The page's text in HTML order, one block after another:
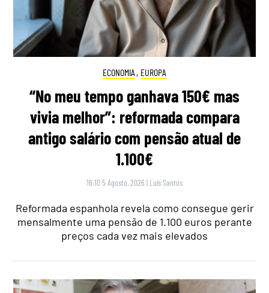
ECONOMIA , EUROPA
“No meu tempo ganhava 150€ mas
vivia melhor”: reformada compara
antigo salário com pensão atual de
1.100€
16:10 5 Agosto, 2026 | Luís Santos
Reformada espanhola revela como consegue gerir
mensalmente uma pensão de 1.100 euros perante
preços cada vez mais elevados